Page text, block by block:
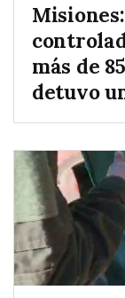
más de
detuvo